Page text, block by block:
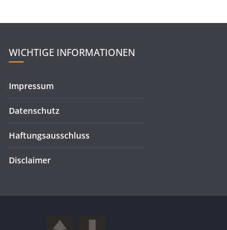
WICHTIGE INFORMATIONEN
Impressum
Datenschutz
Haftungsausschluss
Disclaimer